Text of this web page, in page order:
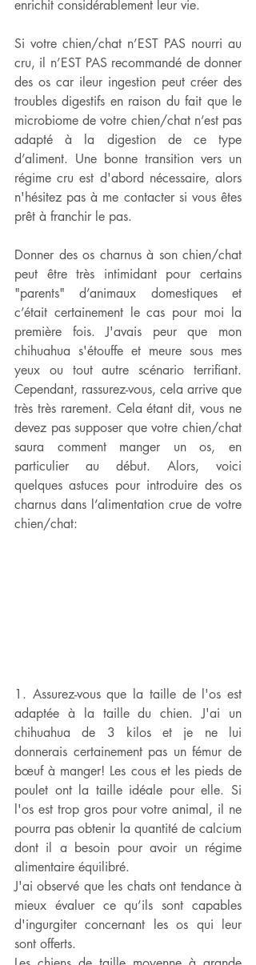
enrichit considérablement leur vie.
Si votre chien/chat n’EST PAS nourri au
cru, il n’EST PAS recommandé de donner
des os car ileur ingestion peut créer des
troubles digestifs en raison du fait que le
microbiome de votre chien/chat n’est pas
adapté à la digestion de ce type
d’aliment. Une bonne transition vers un
régime cru est d'abord nécessaire, alors
n'hésitez pas à me contacter si vous êtes
prêt à franchir le pas.
Donner des os charnus à son chien/chat
peut être très intimidant pour certains
"parents" d’animaux domestiques et
c’était certainement le cas pour moi la
première fois. J'avais peur que mon
chihuahua s'étouffe et meure sous mes
yeux ou tout autre scénario terrifiant.
Cependant, rassurez-vous, cela arrive que
très très rarement. Cela étant dit, vous ne
devez pas supposer que votre chien/chat
saura comment manger un os, en
particulier au début. Alors, voici
quelques astuces pour introduire des os
charnus dans l’alimentation crue de votre
chien/chat:
1. Assurez-vous que la taille de l'os est
adaptée à la taille du chien. J'ai un
chihuahua de 3 kilos et je ne lui
donnerais certainement pas un fémur de
bœuf à manger! Les cous et les pieds de
poulet ont la taille idéale pour elle. Si
l'os est trop gros pour votre animal, il ne
pourra pas obtenir la quantité de calcium
dont il a besoin pour avoir un régime
alimentaire équilibré.
J'ai observé que les chats ont tendance à
mieux évaluer ce qu’ils sont capables
d'ingurgiter concernant les os qui leur
sont offerts.